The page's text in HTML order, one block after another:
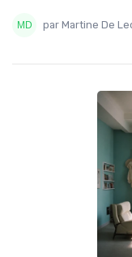
par Martine De